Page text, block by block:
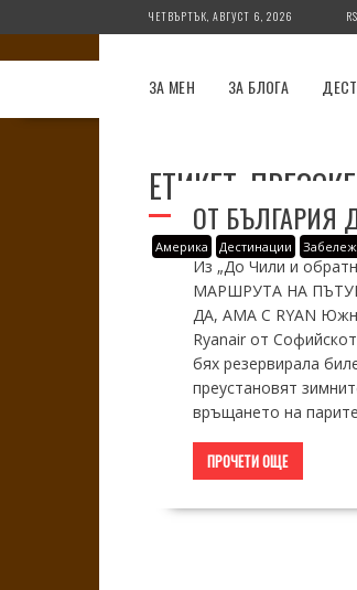
to
content
ЧЕТВЪРТЪК, АВГУСТ 6, 2026
ЗА МЕН ЗА БЛОГА
ЕТИКЕТ:
Америка Дестинации
ОТ БЪЛГАРИЯ
Из „До Чили и
МАРШРУТА НА
ДА, АМА С RYAN
Ryanair от
бях резервирала
преустановят
връщането на
ПРОЧЕТИ ОЩЕ